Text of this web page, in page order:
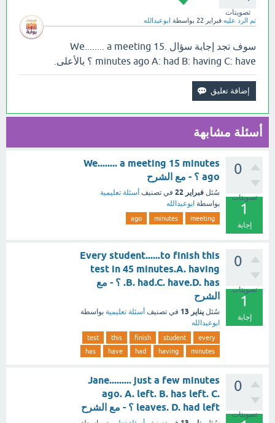
تصويتات
تم الرد عليه فبراير 22 بواسطة ابوعبدالله
سوف تجد إجابة سؤال .We........ a meeting 15
minutes ago A: had B: having C: have ؟ بالأعلى.
أسئلة مشابهة
0
تصويتات
1
إجابة
We........ a meeting 15 minutes
ago ؟ - مع الشرح
سُئل فبراير 22 في تصنيف أسئلة تعليمية
بواسطة ابوعبدالله
meeting
minutes
ago
0
تصويتات
1
إجابة
Every student......to finish this
test in 45 minutes.A. having
.B. had.C. have.D. has ؟ - مع
الشرح
سُئل يناير 13 في تصنيف أسئلة تعليمية بواسطة
ابوعبدالله
every
student
finish
this
test
minutes
having
had
have
has
0
تصويتات
Jane......... just a few minutes
ago. A. left. B. has left. C.
leaves. D. had left ؟ - مع الشرح